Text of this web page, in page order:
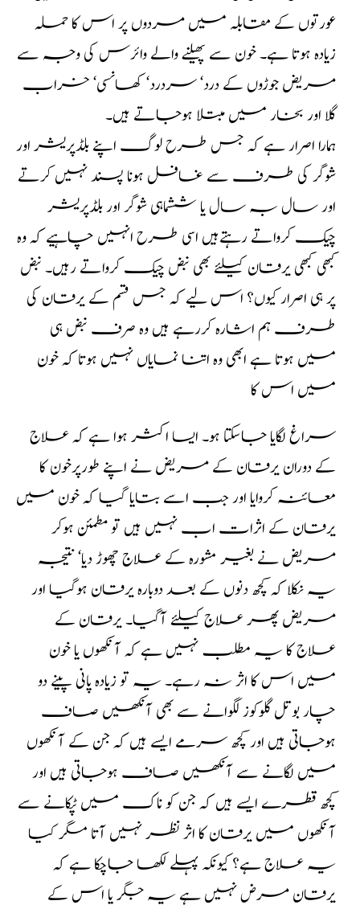
عورتوں کے مقابلہ میں مردوں پر اس کا حملہ
زیادہ ہوتا ہے۔ خون سے پھیلنے والے وائرس کی وجہ سے
مریض جوڑوں کے درد‘ سردرد‘ کھانسی‘ خراب
گلا اور بخار میں مبتلا ہوجاتے ہیں۔
ہمارا اصرار ہے کہ جس طرح لوگ اپنے بلڈپریشر اور
شوگر کی طرف سے غافل ہونا پسند نہیں کرتے
اور سال بہ سال یا ششماہی شوگر اور بلڈپریشر
چیک کرواتے رہتےہیں اسی طرح انہیں چاہیے کہ وہ
کبھی کبھی یرقان کیلئے بھی نبض چیک کرواتے رہیں۔ نبض
پر ہی اصرار کیوں؟ اس لیے کہ جس قسم کے یرقان کی
طرف ہم اشارہ کررہے ہیں وہ صرف نبض ہی
میں ہوتا ہے ابھی وہ اتنا نمایاں نہیں ہوتا کہ خون
میں اس کا
سراغ لگایا جاسکتا ہو۔ ایسا اکثر ہوا ہے کہ علاج
کے دوران یرقان کے مریض نے اپنے طورپرخون کا
معائنہ کروایا اور جب اسے بتایا گیا کہ خون میں
یرقان کے اثرات اب نہیں ہیں تو مطمئن ہوکر
مریض نے بغیر مشورہ کے علاج چھوڑ دیا‘ نتیجہ
یہ نکلا کہ کچھ دنوں کے بعد دوبارہ یرقان ہوگیا اور
مریض پھر علاج کیلئے آگیا۔ یرقان کے
علاج کا یہ مطلب نہیں ہے کہ آنکھوں یا خون
میں اس کا اثر نہ رہے۔ یہ تو زیادہ پانی پینے دو
چار بوتل گلوکوز لگوانے سے بھی آنکھیں صاف
ہوجاتی ہیں اور کچھ سرمے ایسے ہیں کہ جن کے آنکھوں
میں لگانے سے آنکھیں صاف ہوجاتی ہیں اور
کچھ قطرے ایسے ہیں کہ جن کو ناک میں ٹپکانے سے
آنکھوں میں یرقان کا اثر نظر نہیں آتا مگر کیا
یہ علاج ہے؟ کیونکہ پہلے لکھا جاچکا ہے کہ
یرقان مرض نہیں ہے یہ جگر یا اس کے